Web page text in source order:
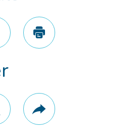
Imprimer
Plus
de